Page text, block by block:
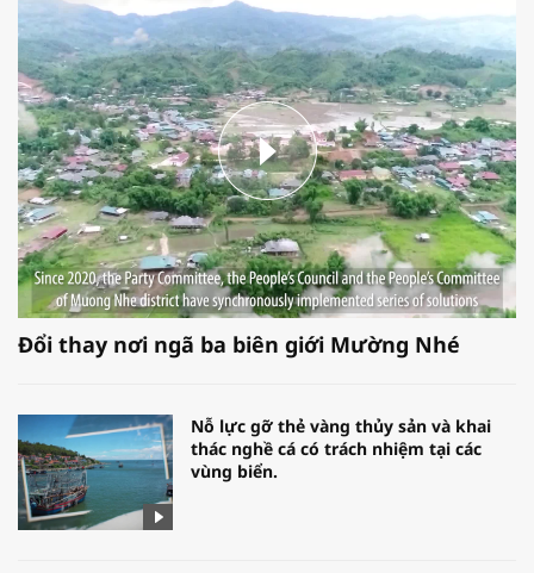
Đổi thay nơi ngã ba biên giới Mường Nhé
Nỗ lực gỡ thẻ vàng thủy sản và khai
thác nghề cá có trách nhiệm tại các
vùng biển.